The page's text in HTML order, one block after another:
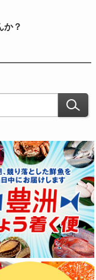
か？